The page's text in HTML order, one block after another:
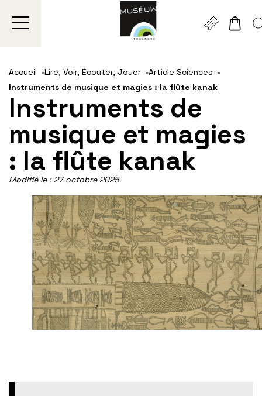
Gestion de vos préférences sur les cookies
contenu
principal
la
navigation
la
recherche
pied
de
page
Accueil Lire, Voir, Écouter, Jouer
Article Sciences
Instruments de musique et magies : la flûte kanak
Instruments de
musique et magies
: la flûte kanak
Modifié le :27 octobre 2025